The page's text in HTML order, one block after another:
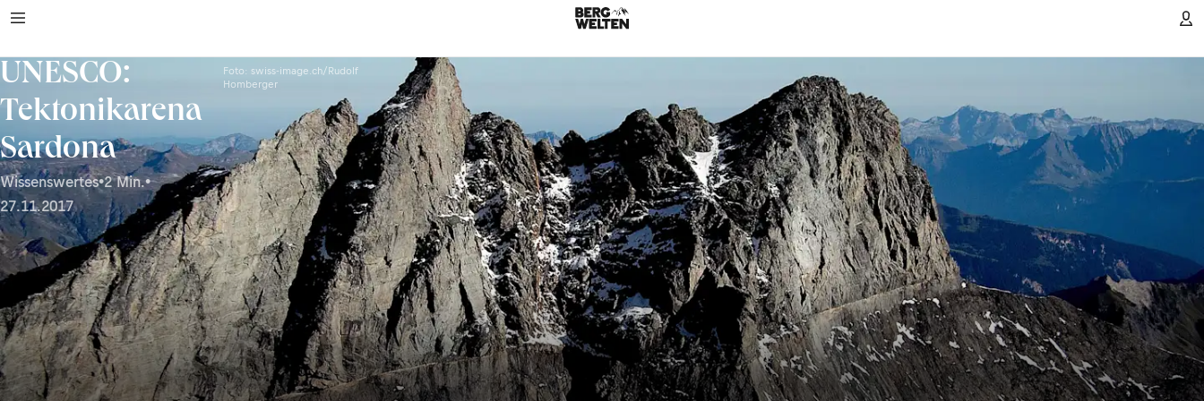
UNESCO:
Tektonikarena
Sardona
Wissenswertes•2 Min.•
27.11.2017
Foto: swiss-image.ch/Rudolf
Homberger